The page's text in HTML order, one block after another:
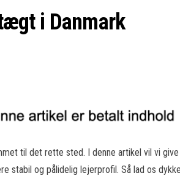
i Danmark
til det rette sted. I denne artikel vil vi
stabil og pålidelig lejerprofil. Så lad os